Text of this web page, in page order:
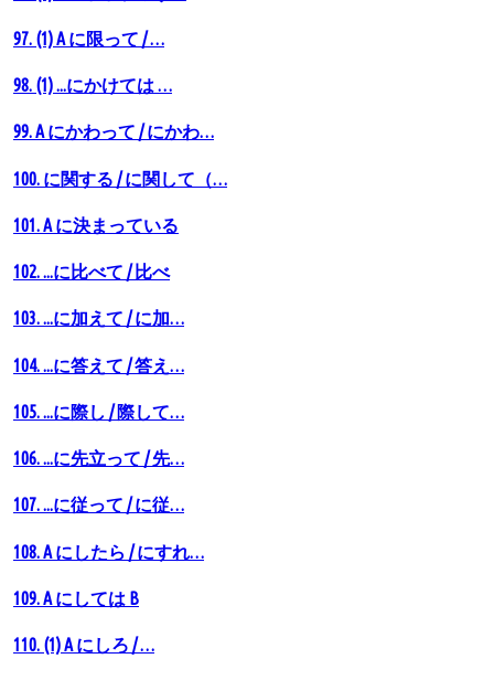
97. (1) A に限って / …
98. (1) ...にかけては …
99. A にかわって / にかわ…
100. に関する / に関して（…
101. A に決まっている
102. ...に比べて / 比べ
103. ...に加えて / に加…
104. ...に答えて / 答え…
105. ...に際し / 際して…
106. ...に先立って / 先…
107. ...に従って / に従…
108. A にしたら / にすれ…
109. A にしては B
110. (1) A にしろ / …